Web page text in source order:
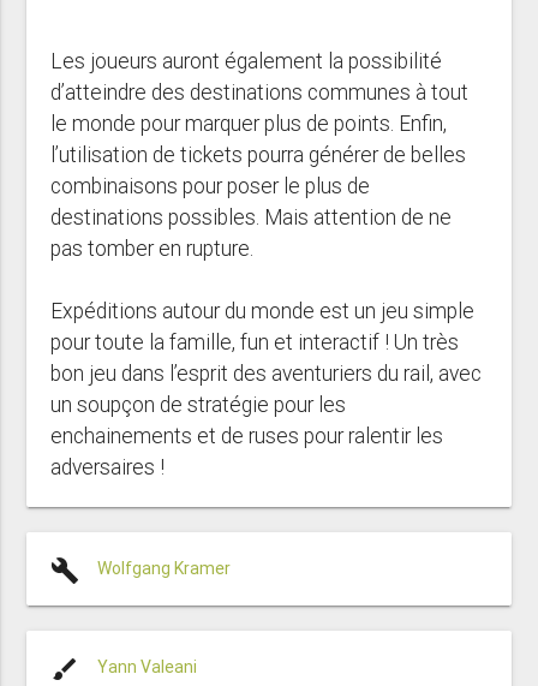
Les joueurs auront également la possibilité
d’atteindre des destinations communes à tout
le monde pour marquer plus de points. Enfin,
l’utilisation de tickets pourra générer de belles
combinaisons pour poser le plus de
destinations possibles. Mais attention de ne
pas tomber en rupture.
Expéditions autour du monde est un jeu simple
pour toute la famille, fun et interactif ! Un très
bon jeu dans l’esprit des aventuriers du rail, avec
un soupçon de stratégie pour les
enchainements et de ruses pour ralentir les
adversaires !
build Wolfgang Kramer
brush Yann Valeani